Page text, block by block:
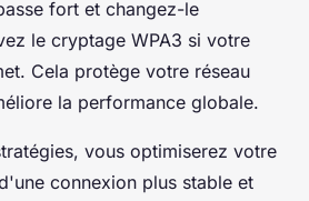
fort et changez-le
le cryptage WPA3 si votre
Cela protège votre réseau
la performance globale.
vous optimiserez votre
connexion plus stable et